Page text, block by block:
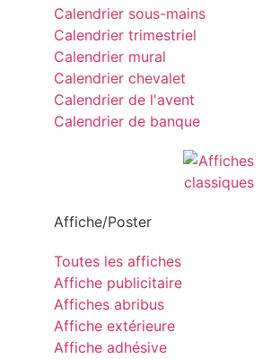
Calendrier sous-mains
Calendrier trimestriel
Calendrier mural
Calendrier chevalet
Calendrier de l'avent
Calendrier de banque
Affiche/Poster
Toutes les affiches
Affiche publicitaire
Affiches abribus
Affiche extérieure
Affiche adhésive